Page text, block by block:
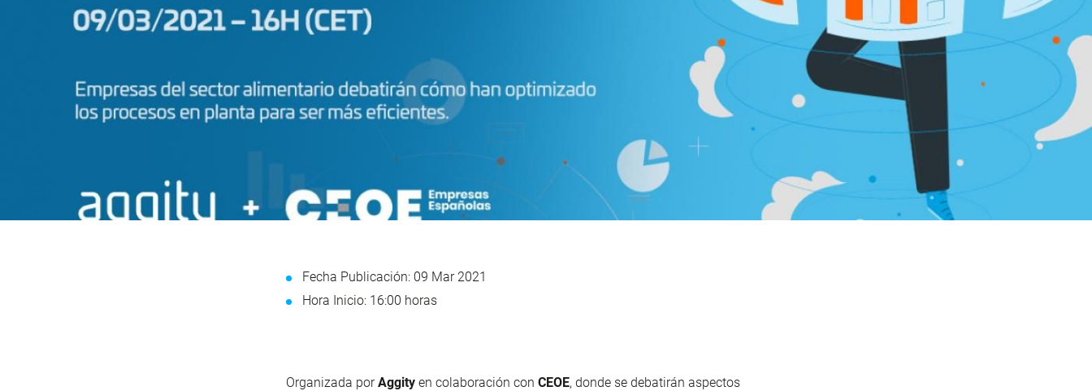
Fecha Publicación: 09 Mar 2021
Hora Inicio: 16:00 horas
Organizada porAggity en colaboración con CEOE, donde se debatirán aspectos